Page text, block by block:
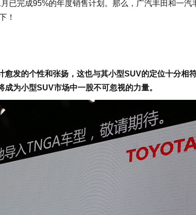
已完成95%的年度销售计划。那么，广汽丰田和一汽
！
发的个性和张扬，这也与其小型SUV的定位十分相
为小型SUV市场中一股不可忽视的力量。